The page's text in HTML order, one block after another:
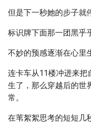
但是下一秒她的步子就
标识牌下面那一团黑乎
不妙的预感逐渐在心里
连卡车从11楼冲进来把
生了，那么穿越后的世
常。
在苇絮絮思考的短短几